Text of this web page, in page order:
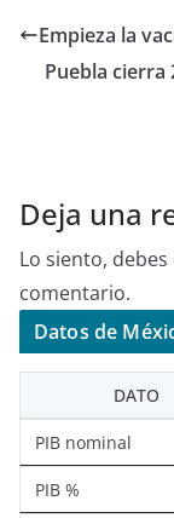
Empieza la
Puebla cierra
Deja una
Lo siento,
comentario.
Datos de
DATO
PIB nominal
PIB %